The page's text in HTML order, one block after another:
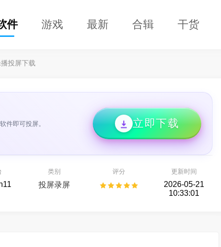
件 游戏 最新 合辑 干货
投屏下载
件即可投屏。 立即下载
类别
投屏录屏
评分 更新时间
2026-05-21
10:33:01
益盟操盘手
股票行情